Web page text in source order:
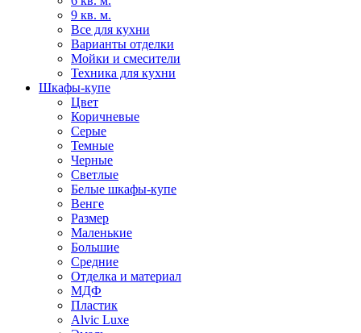
9 кв. м.
Все для кухни
Варианты отделки
Мойки и смесители
Техника для кухни
Шкафы-купе
Цвет
Коричневые
Серые
Темные
Черные
Светлые
Белые шкафы-купе
Венге
Размер
Маленькие
Большие
Средние
Отделка и материал
МДФ
Пластик
Alvic Luxe